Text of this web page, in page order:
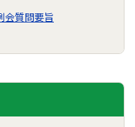
会質問要旨